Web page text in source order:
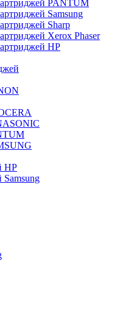
PANTUM
Samsung
Sharp
Xerox Phaser
НР
HP